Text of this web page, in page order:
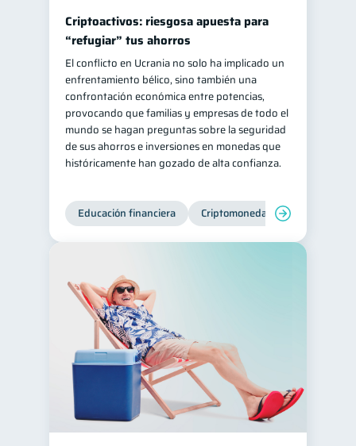
Criptoactivos: riesgosa apuesta para
“refugiar” tus ahorros
El conflicto en Ucrania no solo ha implicado un
enfrentamiento bélico, sino también una
confrontación económica entre potencias,
provocando que familias y empresas de todo el
mundo se hagan preguntas sobre la seguridad
de sus ahorros e inversiones en monedas que
históricamente han gozado de alta confianza.
Educación financiera Criptomonedas